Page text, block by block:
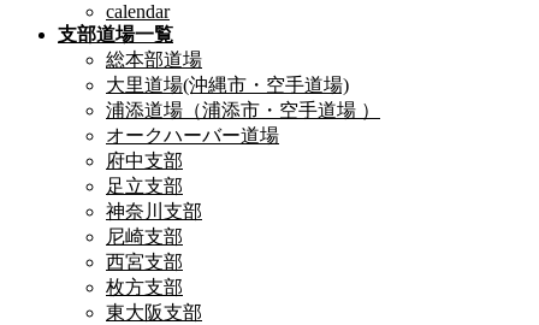
calendar
支部道場一覧
総本部道場
大里道場(沖縄市・空手道場)
浦添道場（浦添市・空手道場 ）
オークハーバー道場
府中支部
足立支部
神奈川支部
尼崎支部
西宮支部
枚方支部
東大阪支部